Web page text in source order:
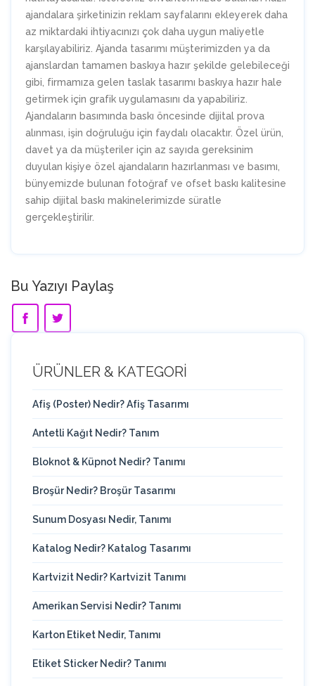
ajandalara şirketinizin reklam sayfalarını ekleyerek daha
az miktardaki ihtiyacınızı çok daha uygun maliyetle
karşılayabiliriz. Ajanda tasarımı müşterimizden ya da
ajanslardan tamamen baskıya hazır şekilde gelebileceği
gibi, firmamıza gelen taslak tasarımı baskıya hazır hale
getirmek için grafik uygulamasını da yapabiliriz.
Ajandaların basımında baskı öncesinde dijital prova
alınması, işin doğruluğu için faydalı olacaktır. Özel ürün,
davet ya da müşteriler için az sayıda gereksinim
duyulan kişiye özel ajandaların hazırlanması ve basımı,
bünyemizde bulunan fotoğraf ve ofset baskı kalitesine
sahip dijital baskı makinelerimizde süratle
gerçekleştirilir.
Bu Yazıyı Paylaş
ÜRÜNLER & KATEGORİ
Afiş (Poster) Nedir? Afiş Tasarımı
Antetli Kağıt Nedir? Tanım
Bloknot & Küpnot Nedir? Tanımı
Broşür Nedir? Broşür Tasarımı
Sunum Dosyası Nedir, Tanımı
Katalog Nedir? Katalog Tasarımı
Kartvizit Nedir? Kartvizit Tanımı
Amerikan Servisi Nedir? Tanımı
Karton Etiket Nedir, Tanımı
Etiket Sticker Nedir? Tanımı